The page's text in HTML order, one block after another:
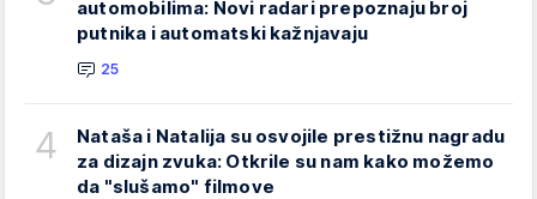
automobilima: Novi radari prepoznaju broj
putnika i automatski kažnjavaju
25
4
Nataša i Natalija su osvojile prestižnu nagradu
za dizajn zvuka: Otkrile su nam kako možemo
da "slušamo" filmove